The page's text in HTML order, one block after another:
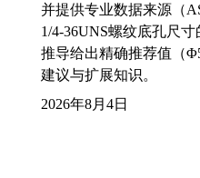
并提供专业数据来源（
1/4-36UNS螺纹底孔尺
推导给出精确推荐值（
建议与扩展知识。
2026年8月4日